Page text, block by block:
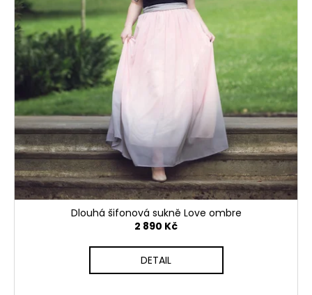
Dlouhá šifonová sukně Love ombre
2 890 Kč
DETAIL